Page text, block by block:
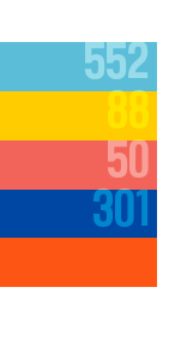
552
88
50
301